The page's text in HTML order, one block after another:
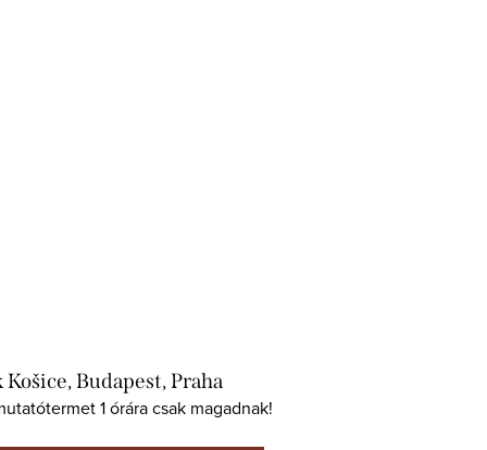
Budapest, Praha
1 órára csak magadnak!